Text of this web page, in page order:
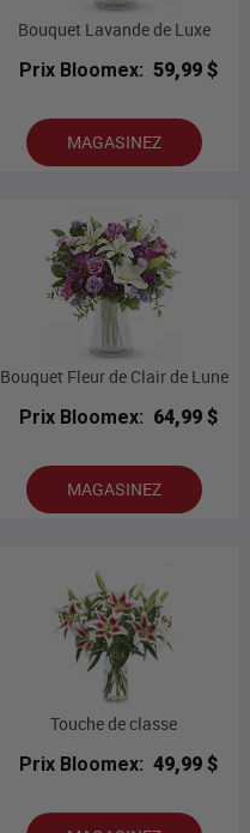
Bouquet Lavande de Luxe
Prix Bloomex: 59,99 $
MAGASINEZ
Bouquet Fleur de Clair de Lune
Prix Bloomex: 64,99 $
MAGASINEZ
Touche de classe
Prix Bloomex: 49,99 $